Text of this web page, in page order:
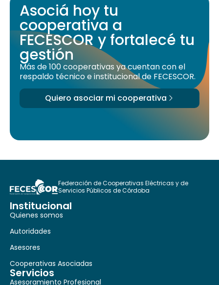
Asociá hoy tu
cooperativa a
FECESCOR y fortalecé tu
gestión
Más de 100 cooperativas ya cuentan con el
respaldo técnico e institucional de FECESCOR.
Quiero asociar mi cooperativa
Federación de Cooperativas Eléctricas y de
Servicios Públicos de Córdoba
Institucional
Quienes somos
Autoridades
Asesores
Cooperativas Asociadas
Servicios
Asesoramiento Profesional